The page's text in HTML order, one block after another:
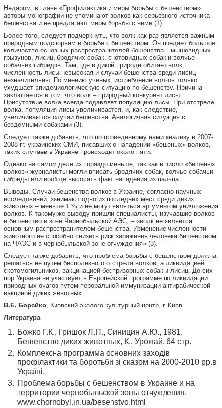
Недаром, в главе «Профилактика и меры борьбы с бешенством»
авторы монографии не упоминают волков как серьезного источника
бешенства и не предлагают меры борьбы с ними (1).
Более того, следует подчеркнуть, что волк как раз является важным
природным подспорьем в борьбе с бешенством. Он поедает большое
количество основных распространителей бешенства – мышевидных
грызунов, лисиц, бродячих собак, енотовидных собак и волчье-
собачьих гибридов. Там, где в дикой природе обитает волк,
численность лисы невысокая и случаи бешенства среди лисиц
незначительны. По мнению ученых, истребление волков только
ухудшает эпидемиологическую ситуацию по бешенству. Причина
заключается в том, что волк – природный конкурент лисы.
Присутствие волка всегда подавляет популяцию лисы. При отстреле
волка, популяция лисы увеличивается, и, как следствие,
увеличиваются случаи бешенства. Аналогичная ситуация с
бездомными собаками (3).
Следует также добавить, что по проведенному нами анализу в 2007-
2008 гг. украинских СМИ, писавших о нападении «бешеных» волков,
таких случаев в Украине происходит около пяти.
Однако на самом деле их гораздо меньше, так как в число «бешеных
волков» журналисты могли вписать бродячих собак, волчье-собачьи
гибриды или вообще высосать факт нападения из пальца.
Выводы. Случаи бешенства волков в Украине, согласно научных
исследований, занимают одно из последних мест среди диких
животных – меньше 1 % и не могут являться аргументом уничтожения
волков. К такому же выводу пришли специалисты, изучавшие волков
и бешенство в зоне Чернобыльской АЭС, – «волк не является
основным распространителем бешенства. Изменение численности
животного не способно снизить риск заражения человека бешенством
на ЧАЭС и в чернобыльской зоне отчуждения» (3).
Следует также добавить, что проблема борьбы с бешенством должна
решаться не путем бесполезного отстрела волков, а ликвидацией
скотомогильников, вакцинацией беспризорных собак и лисиц. До сих
пор Украина не участвует в Европейской программе по ликвидации
природных очагов путем пероральной иммунизации антирабической
вакциной диких животных.
В.Е. Борейко, Киевский эколого-культурный центр, г. Киев
Литература
Божко Г.К., Гришок Л.П., Синицин А.Ю., 1981,
Бешенство диких животных, К., Урожай, 64 стр.
Комплексна программа основних заходів
профілактики та боротьби зі сказом на 2000-2010 рр.в
Україні.
Проблема борьбы с бешенством в Украине и на
территории чернобыльской зоны отчуждения,
www.chornobyl.in.ua/besenstvo.html